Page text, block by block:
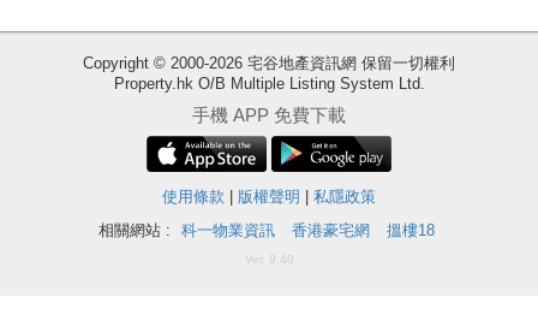
Copyright © 2000-2026 宅谷地產資訊網 保留一切權利
Property.hk O/B Multiple Listing System Ltd.
手機 APP 免費下載
使用條款 版權聲明
私隱政策
相關網站 :
科一物業資訊 香港豪宅網 搵樓18
Ver. 9.40